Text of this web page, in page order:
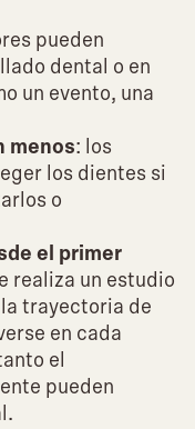
pueden
dental o en
un evento, una
menos: los
los dientes si
o
el primer
realiza un estudio
trayectoria de
en cada
el
pueden